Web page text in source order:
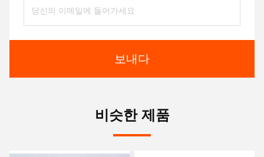
보내다
비슷한 제품